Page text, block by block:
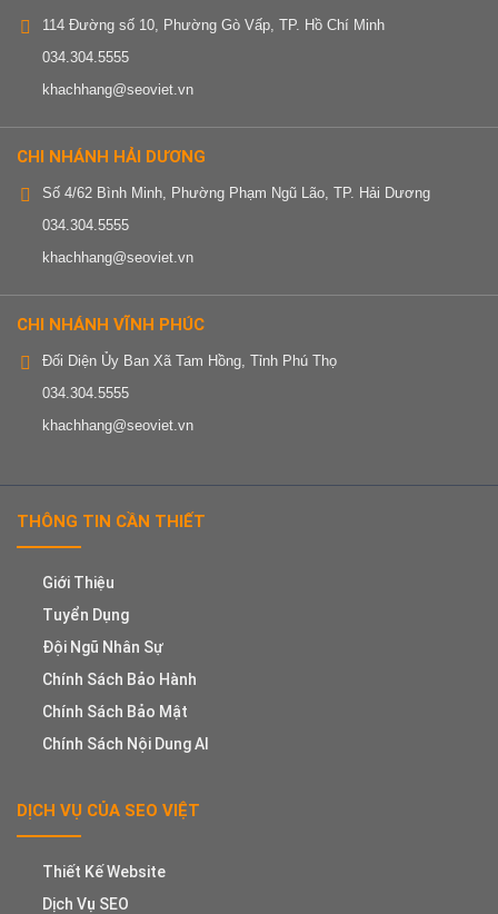
114 Đường số 10, Phường Gò Vấp, TP. Hồ Chí Minh
034.304.5555
khachhang@seoviet.vn
CHI NHÁNH HẢI DƯƠNG
Số 4/62 Bình Minh, Phường Phạm Ngũ Lão, TP. Hải Dương
034.304.5555
khachhang@seoviet.vn
CHI NHÁNH VĨNH PHÚC
Đối Diện Ủy Ban Xã Tam Hồng, Tỉnh Phú Thọ
034.304.5555
khachhang@seoviet.vn
THÔNG TIN CẦN THIẾT
Giới Thiệu
Tuyển Dụng
Đội Ngũ Nhân Sự
Chính Sách Bảo Hành
Chính Sách Bảo Mật
Chính Sách Nội Dung AI
DỊCH VỤ CỦA SEO VIỆT
Thiết Kế Website
Dịch Vụ SEO